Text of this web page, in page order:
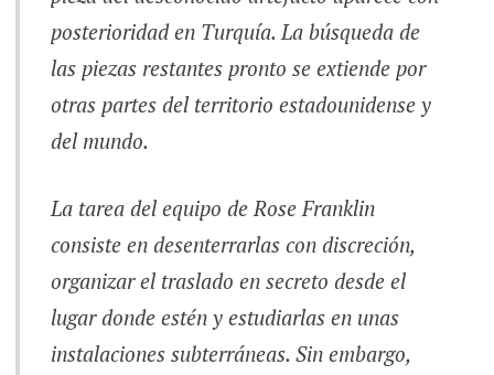
posterioridad en Turquía. La búsqueda de
las piezas restantes pronto se extiende por
otras partes del territorio estadounidense y
del mundo.
La tarea del equipo de Rose Franklin
consiste en desenterrarlas con discreción,
organizar el traslado en secreto desde el
lugar donde estén y estudiarlas en unas
instalaciones subterráneas. Sin embargo,